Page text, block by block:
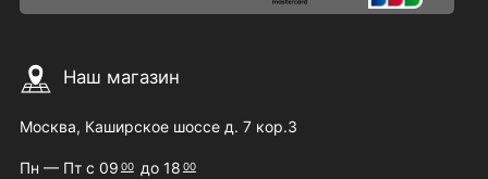
Наш магазин
Москва, Каширское шоссе д. 7 кор.3
Пн — Пт с 09 00 до 18 00